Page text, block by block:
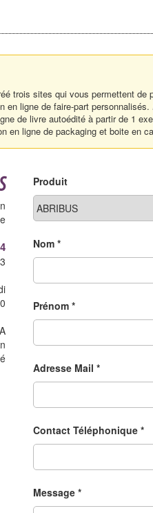
trois sites qui vous permettent de
en ligne de faire-part personnalisés.
de livre autoédité à partir de 1
en ligne de packaging et boite en
Produit
Nom *
Prénom *
Adresse Mail *
Contact Téléphonique *
Message *